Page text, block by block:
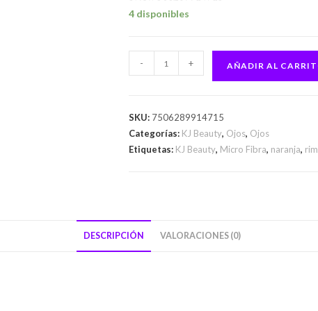
4 disponibles
- + AÑADIR AL
SKU: 7506289914715
Categorías: KJ Beauty, Ojos, Ojos
Etiquetas: KJ Beauty, Micro Fibra, naranja,
DESCRIPCIÓN VALORACIONES (0)